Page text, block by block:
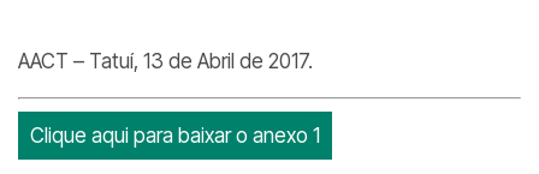
AACT – Tatuí, 13 de Abril de 2017.
Clique aqui para baixar o anexo 1